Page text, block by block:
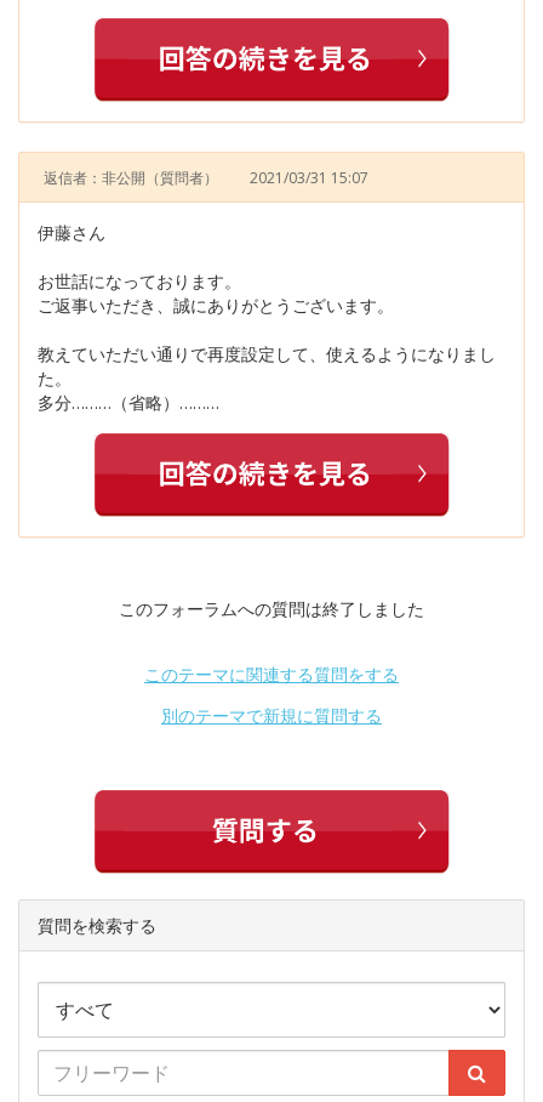
返信者：非公開 （質問者） 2021/03/31 15:07
伊藤さん
お世話になっております。
ご返事いただき、誠にありがとうございます。
教えていただい通りで再度設定して、使えるようになりまし
た。
多分………（省略）………
このフォーラムへの質問は終了しました
このテーマに関連する質問をする
別のテーマで新規に質問する
質問を検索する